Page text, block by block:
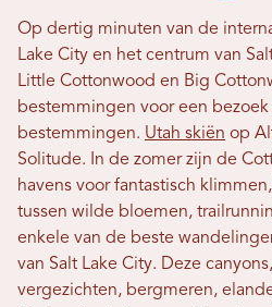
Op dertig minuten van de
Lake City en het centrum van
Little Cottonwood en Big
bestemmingen voor een bezoek
bestemmingen. Utah skiën op
Solitude. In de zomer zijn de
havens voor fantastisch
tussen wilde bloemen,
enkele van de beste
van Salt Lake City. Deze
vergezichten, bergmeren,